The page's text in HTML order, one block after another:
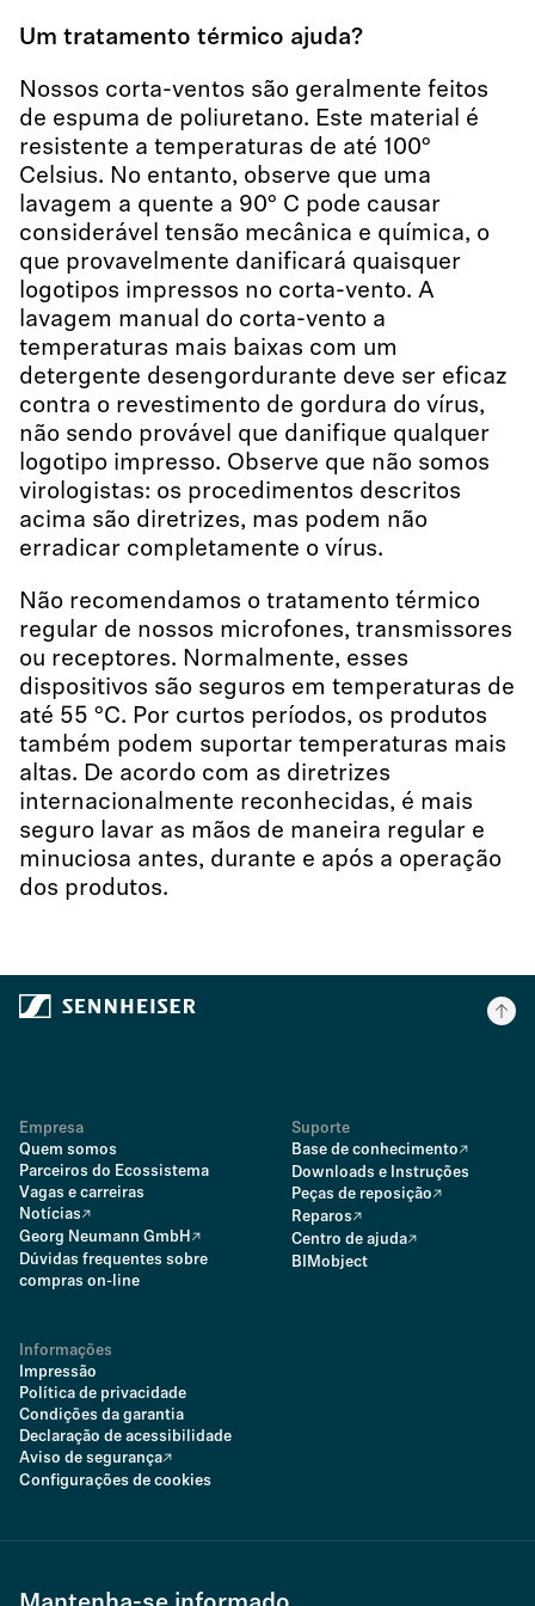
Um tratamento térmico ajuda?
Nossos corta-ventos são geralmente feitos
de espuma de poliuretano. Este material é
resistente a temperaturas de até 100°
Celsius. No entanto, observe que uma
lavagem a quente a 90° C pode causar
considerável tensão mecânica e química, o
que provavelmente danificará quaisquer
logotipos impressos no corta-vento. A
lavagem manual do corta-vento a
temperaturas mais baixas com um
detergente desengordurante deve ser eficaz
contra o revestimento de gordura do vírus,
não sendo provável que danifique qualquer
logotipo impresso. Observe que não somos
virologistas: os procedimentos descritos
acima são diretrizes, mas podem não
erradicar completamente o vírus.
Não recomendamos o tratamento térmico
regular de nossos microfones, transmissores
ou receptores. Normalmente, esses
dispositivos são seguros em temperaturas de
até 55 °C. Por curtos períodos, os produtos
também podem suportar temperaturas mais
altas. De acordo com as diretrizes
internacionalmente reconhecidas, é mais
seguro lavar as mãos de maneira regular e
minuciosa antes, durante e após a operação
dos produtos.
Empresa
Quem somos
Parceiros do Ecossistema
Vagas e carreiras
Notícias
Georg Neumann GmbH
Dúvidas frequentes sobre
compras on-line
Suporte
Base de conhecimento
Downloads e Instruções
Peças de reposição
Reparos
Centro de ajuda
BIMobject
Informações
Impressão
Política de privacidade
Condições da garantia
Declaração de acessibilidade
Aviso de segurança
Configurações de cookies